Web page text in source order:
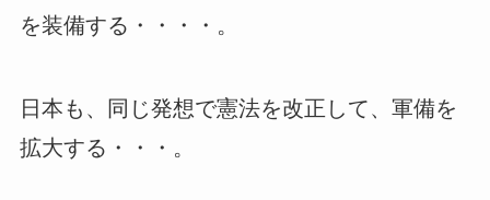
を装備する・・・・。
日本も、同じ発想で憲法を改正して、軍備を
拡大する・・・。